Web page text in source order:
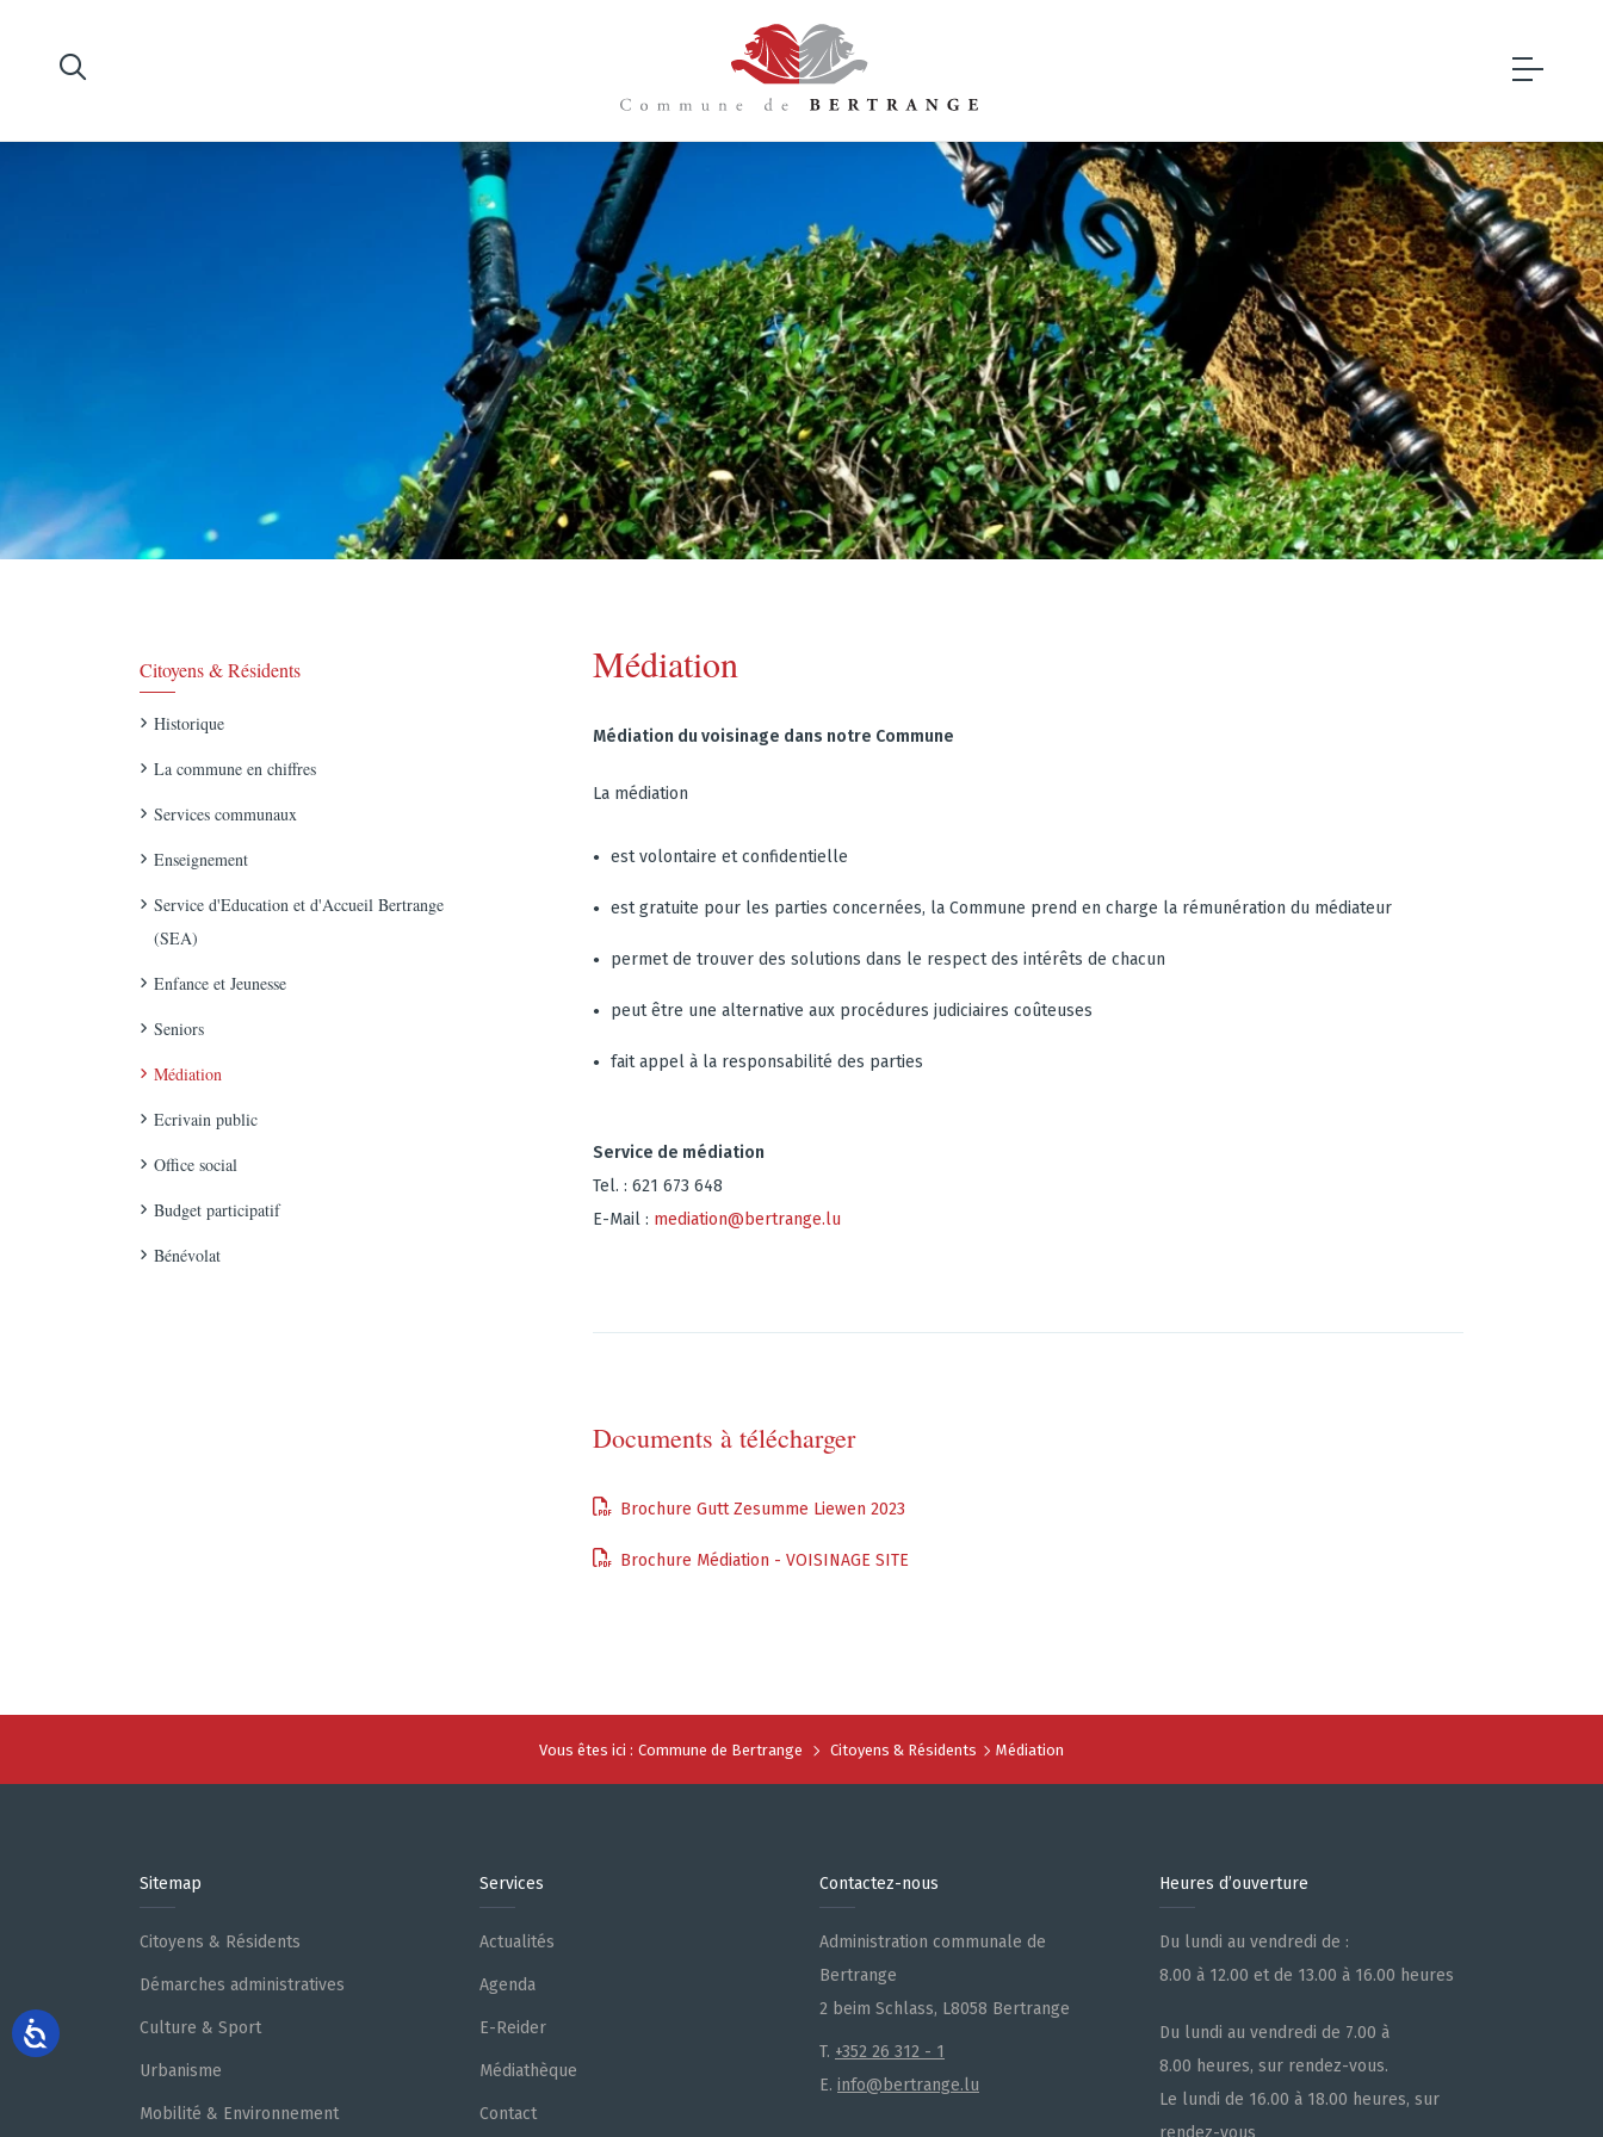
Citoyens & Résidents
Historique
La commune en chiffres
Services communaux
Enseignement
Service d'Education et d'Accueil Bertrange
(SEA)
Enfance et Jeunesse
Seniors
Médiation
Ecrivain public
Office social
Budget participatif
Bénévolat
Médiation
Médiation du voisinage dans notre Commune
La médiation
est volontaire et confidentielle
est gratuite pour les parties concernées, la Commune prend en charge la rémunération du médiateur
permet de trouver des solutions dans le respect des intérêts de chacun
peut être une alternative aux procédures judiciaires coûteuses
fait appel à la responsabilité des parties
Service de médiation
Tel. : 621 673 648
E-Mail : mediation@bertrange.lu
Documents à télécharger
Brochure Gutt Zesumme Liewen 2023
Brochure Médiation - VOISINAGE SITE
Vous êtes ici : Commune de Bertrange Citoyens & Résidents Médiation
Sitemap
Citoyens & Résidents
Démarches administratives
Culture & Sport
Urbanisme
Mobilité & Environnement
Services
Actualités
Agenda
E-Reider
Médiathèque
Contact
Contactez-nous
Administration communale de
Bertrange
2 beim Schlass, L8058 Bertrange
T. +352 26 312 - 1
E. info@bertrange.lu
Heures d’ouverture
Du lundi au vendredi de :
8.00 à 12.00 et de 13.00 à 16.00 heures
Du lundi au vendredi de 7.00 à
8.00 heures, sur rendez-vous.
Le lundi de 16.00 à 18.00 heures, sur
rendez-vous